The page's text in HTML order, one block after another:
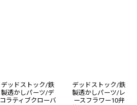
デッドストック/鉄
製透かしパーツ/デ
コラティブクローバ
デッドストック/鉄
製透かしパーツ/レ
ースフラワー10弁